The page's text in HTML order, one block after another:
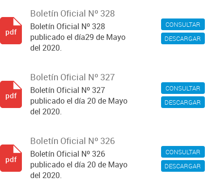
CONSULTAR
DESCARGAR
Boletín Oficial Nº 328
Boletín Oficial Nº 328
publicado el día29 de Mayo
del 2020.
pdf
CONSULTAR
DESCARGAR
Boletín Oficial Nº 327
Boletín Oficial Nº 327
publicado el día 20 de Mayo
del 2020.
pdf
CONSULTAR
DESCARGAR
Boletín Oficial Nº 326
Boletín Oficial Nº 326
publicado el día 20 de Mayo
del 2020.
pdf